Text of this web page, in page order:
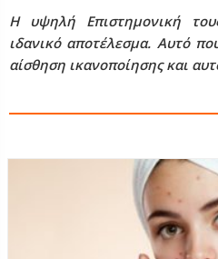
Η υψηλή Επιστημονική
ιδανικό αποτέλεσμα. Αυτό
αίσθηση ικανοποίησης και